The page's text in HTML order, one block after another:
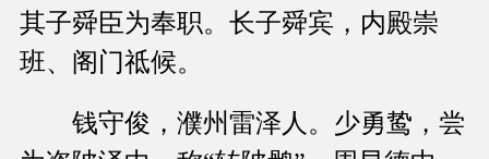
其子舜臣为奉职。长子舜宾，内殿崇
班、阁门祗候。
钱守俊，濮州雷泽人。少勇鸷，尝